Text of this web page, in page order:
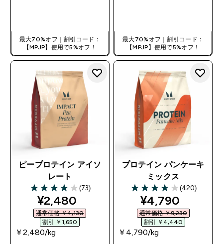
最大70%オフ｜割引コード：
【MPJP】使用で5%オフ！
最大70%オフ｜割引コード：
【MPJP】使用で5%オフ！
ピープロテイン アイソ
レート
4 out of 5 stars
(73)
discounted price
¥2,480‎
通常価格 ￥4,130‎
割引 ￥1,650‎
￥2,480‎/kg
プロテイン パンケーキ
ミックス
3.95 out of 5 stars
(420)
discounted
¥4,790‎
通常価格 ￥9,230‎
割引 ￥4,440‎
￥4,790‎/kg